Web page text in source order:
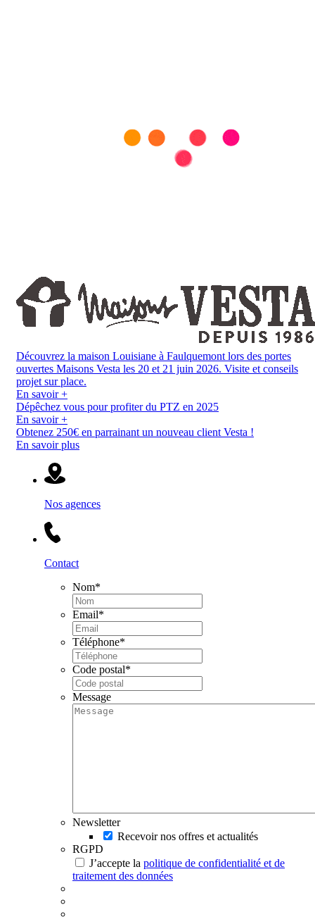
Découvrez la maison Louisiane à Faulquemont lors des portes
ouvertes Maisons Vesta les 20 et 21 juin 2026. Visite et conseils
projet sur place.
En savoir +
Dépêchez vous pour profiter du PTZ en 2025
En savoir +
Obtenez 250€ en parrainant un nouveau client Vesta !
En savoir plus
Nos agences
Contact
Nom*
Email*
Téléphone*
Code postal*
Message
Newsletter
Recevoir nos offres et actualités
RGPD
J’accepte la politique de confidentialité et de
traitement des données